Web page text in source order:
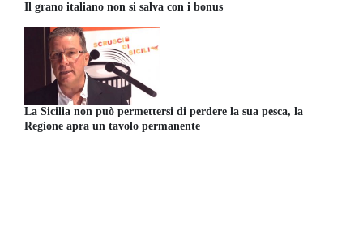
Il grano italiano non si salva con i bonus
La Sicilia non può permettersi di perdere la sua pesca, la
Regione apra un tavolo permanente